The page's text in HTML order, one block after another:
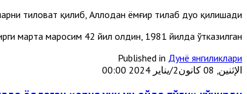
тиловат қилиб, Аллоҳдан ёмғир тилаб дуо қилишади.
марта маросим 42 йил олдин, 1981 йилда ўтказилган.
Published in Дунё янгиликлари
الإثنين, 08 كانون2/يناير 2024 00:00